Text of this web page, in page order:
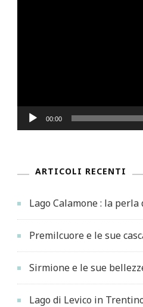
00:00
ARTICOLI RECENTI
Lago Calamone : la
Premilcuore e le sue
Sirmione e le sue
Lago di Levico in